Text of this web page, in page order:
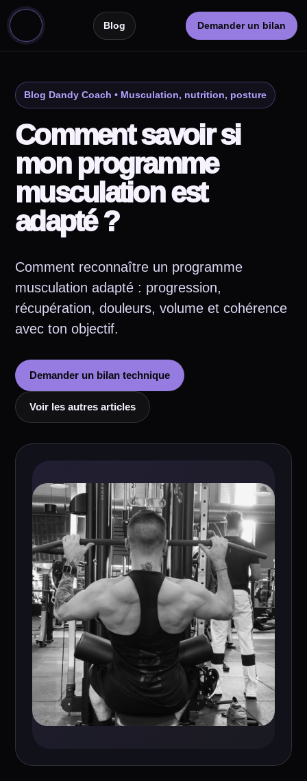
Blog Demander un bilan
Blog Dandy Coach • Musculation, nutrition, posture
Comment savoir si
mon programme
musculation est
adapté ?
Comment reconnaître un programme
musculation adapté : progression,
récupération, douleurs, volume et cohérence
avec ton objectif.
Demander un bilan technique
Voir les autres articles